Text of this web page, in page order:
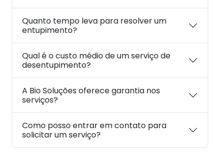
Quanto tempo leva para resolver um
entupimento?
Qual é o custo médio de um serviço de
desentupimento?
A Bio Soluções oferece garantia nos
serviços?
Como posso entrar em contato para
solicitar um serviço?